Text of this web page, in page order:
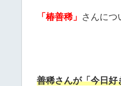
「椿善稀」 さんにつ
善稀さんが「今日